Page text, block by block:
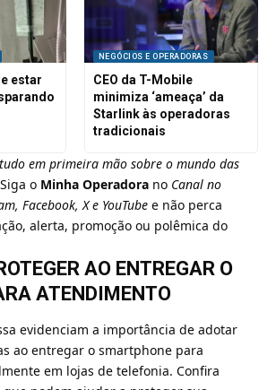
estar
NEGÓCIOS E OPERADORAS
CEO da T-Mobile
minimiza ‘ameaça’ da
Starlink às operadoras
tradicionais
em primeira mão sobre o mundo das
o Minha Operadora no Canal no
, Facebook,Xe YouTube e não perca
alerta, promoção ou polêmica do
AO ENTREGAR O
ATENDIMENTO
evidenciam a importância de adotar
ao entregar o smartphone para
em lojas de telefonia. Confira